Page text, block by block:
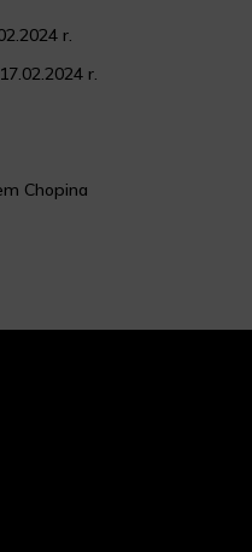
r.
r.
Chopina